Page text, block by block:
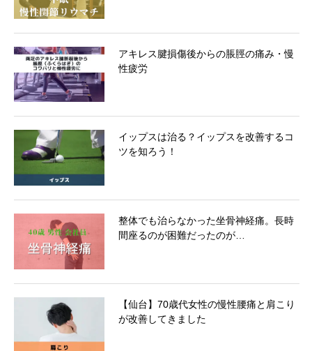
アキレス腱損傷後からの脹脛の痛み・慢
性疲労
イップスは治る？イップスを改善するコ
ツを知ろう！
整体でも治らなかった坐骨神経痛。長時
間座るのが困難だったのが…
【仙台】70歳代女性の慢性腰痛と肩こり
が改善してきました